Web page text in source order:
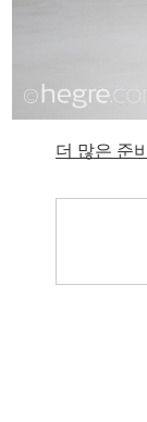
더 많은 준